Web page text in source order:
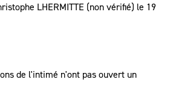
LHERMITTE (non vérifié) le 19
de l'intimé n'ont pas ouvert un